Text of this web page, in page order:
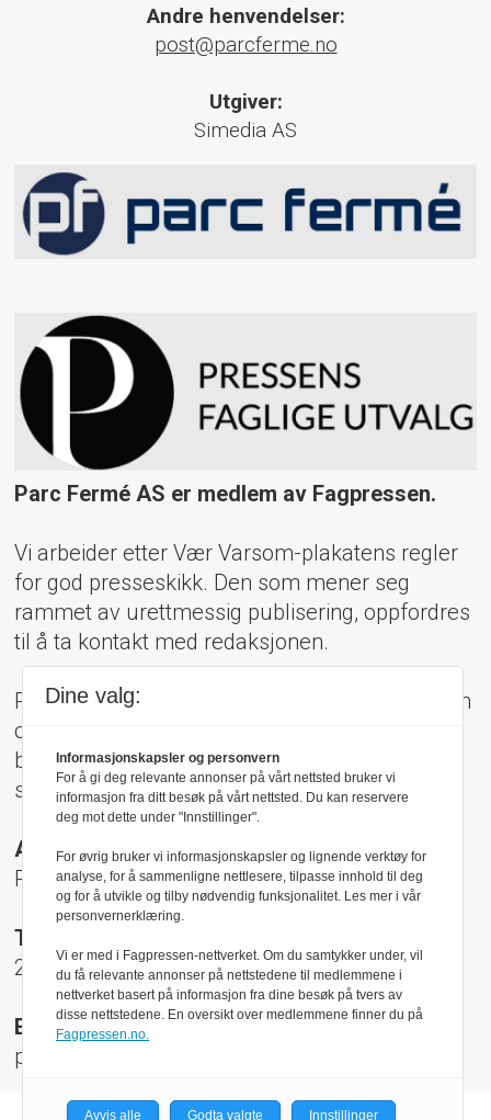
Andre henvendelser:
post@parcferme.no
Utgiver:
Simedia AS
Parc Fermé AS er medlem av Fagpressen.
Vi arbeider etter Vær Varsom-plakatens regler
for god presseskikk. Den som mener seg
rammet av urettmessig publisering, oppfordres
til å ta kontakt med redaksjonen.
Pressens Faglige Utvalg (PFU) er et klageorgan
oppnevnt av Norsk Presseforbund som
behandler klager mot mediene i presseetiske
spørsmål.
Adresse:
Rådhusgt 17, 0158 Oslo
Telefon:
22 40 50 40
E-post:
pfu@presse.no
Dine valg:
Informasjonskapsler og personvern
For å gi deg relevante annonser på vårt nettsted bruker vi
informasjon fra ditt besøk på vårt nettsted. Du kan reservere
deg mot dette under "Innstillinger".
For øvrig bruker vi informasjonskapsler og lignende verktøy for
analyse, for å sammenligne nettlesere, tilpasse innhold til deg
og for å utvikle og tilby nødvendig funksjonalitet. Les mer i vår
personvernerklæring.
Vi er med i Fagpressen-nettverket. Om du samtykker under, vil
du få relevante annonser på nettstedene til medlemmene i
nettverket basert på informasjon fra dine besøk på tvers av
disse nettstedene. En oversikt over medlemmene finner du på
Fagpressen.no.
Avvis alle Godta valgte Innstillinger